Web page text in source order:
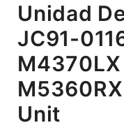
Unidad
JC91-
Unit